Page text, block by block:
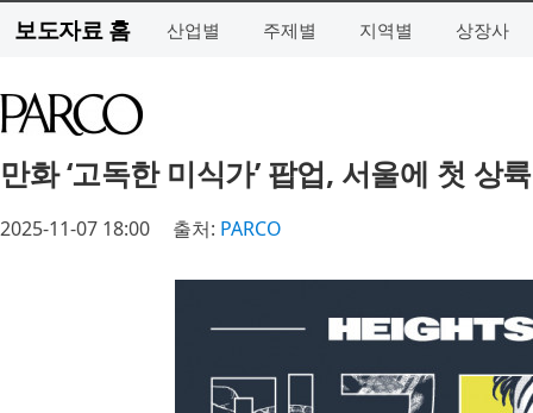
보도자료 홈 산업별 주제별 지역별 상장사
만화 ‘고독한 미식가’ 팝업, 서울에 첫
2025-11-07 18:00 출처: PARCO